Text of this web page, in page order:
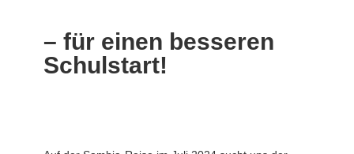
– für einen besseren
Schulstart!